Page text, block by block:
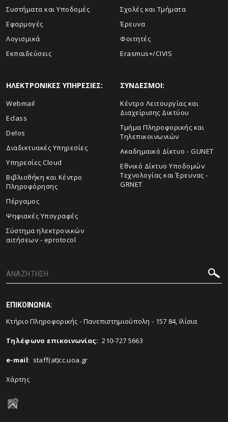
Συστήματα και Υποδομές
Εφαρμογές
Λογισμικά
Εκπαιδεύσεις
Σχολές και Τμήματα
Έρευνα
Φοιτητές
Erasmus+/CIVIS
ΗΛΕΚΤΡΟΝΙΚΕΣ ΥΠΗΡΕΣΙΕΣ:
Webmail
Eclass
Delos
Διαδικτυακές Υπηρεσίες
Υπηρεσίες Cloud
Βιβλιοθήκη και Κέντρο
Πληροφόρησης
Πέργαμος
Ψηφιακές Υπογραφές
Σύστημα ηλεκτρονικών
αιτήσεων - eprotocol
ΣΥΝΔΕΣΜΟΙ:
Κέντρο Λειτουργίας και
Διαχείρισης Δικτύου
Τμήμα Πληροφορικής και
Τηλεπικοινωνιών
Ακαδημαικό Δίκτυο - GUNET
Εθνικό Δίκτυο Υποδομών
Τεχνολογίας και Έρευνας -
GRNET
ΕΠΙΚΟΙΝΩΝΙΑ:
Κτήριο Πληροφορικής - Πανεπιστημιούπολη - 157 84, Ιλίσια
Tηλέφωνο επικοινωνίας: 210-727 5663
e-mail: staff(at)cc.uoa.gr
Χάρτης